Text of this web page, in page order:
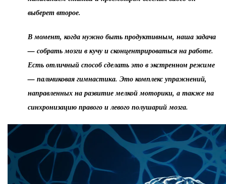
выберет второе.
В момент, когда нужно быть продуктивным, наша задача
— собрать мозги в кучу и сконцентрироваться на работе.
Есть отличный способ сделать это в экстренном режиме
— пальчиковая гимнастика. Это комплекс упражнений,
направленных на развитие мелкой моторики, а также на
синхронизацию правого и левого полушарий мозга.